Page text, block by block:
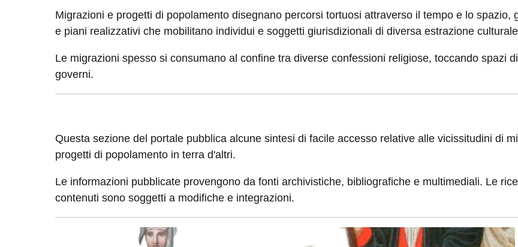
Migrazioni e progetti di popolamento disegnano percorsi tortuosi attraverso il tempo e lo
e piani realizzativi che mobilitano individui e soggetti giurisdizionali di diversa estrazione
Le migrazioni spesso si consumano al confine tra diverse confessioni religiose, toccando spazi
governi.
Questa sezione del portale pubblica alcune sintesi di facile accesso relative alle vicissitudini di
progetti di popolamento in terra d'altri.
Le informazioni pubblicate provengono da fonti archivistiche, bibliografiche e multimediali. Le
contenuti sono soggetti a modifiche e integrazioni.